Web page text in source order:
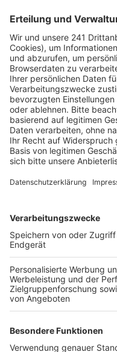
Über anderthalb Jahre
neuen, vierten
hat sich dabei die Zeit
um seiner Kreativität
"Der Letzte Tag" und
Vorgeschmack auf
Album erwartet. Es
Millionen"-Mann zu
seinen Besuch im
Anzeige
Wir
Wir
einzubetten.
Daten
sammeln.
Details